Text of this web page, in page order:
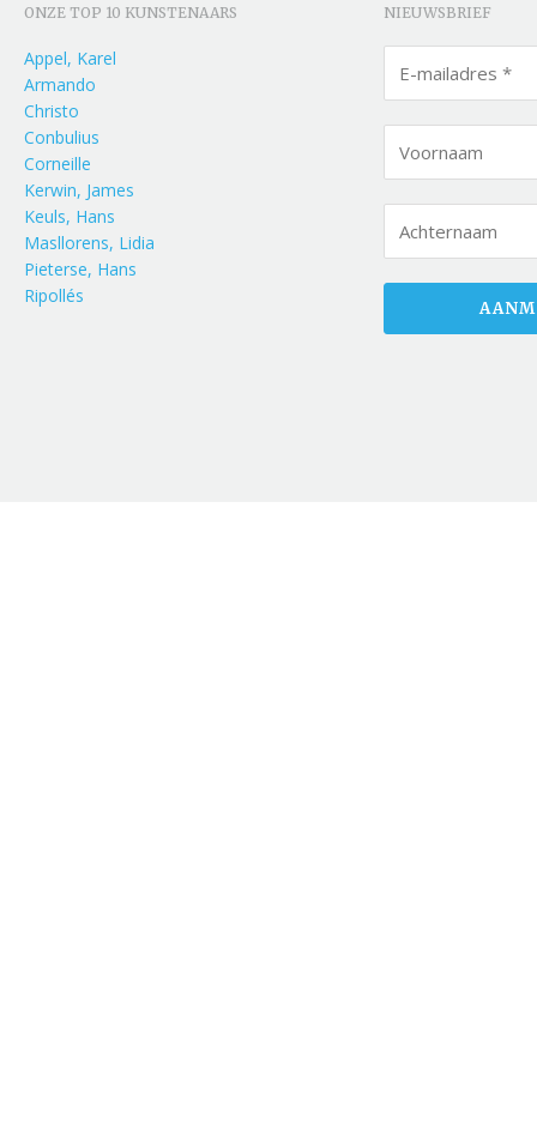
ONZE TOP 10 KUNSTENAARS
Appel, Karel
Armando
Christo
Conbulius
Corneille
Kerwin, James
Keuls, Hans
Masllorens, Lidia
Pieterse, Hans
Ripollés
NIEUWSBRIEF